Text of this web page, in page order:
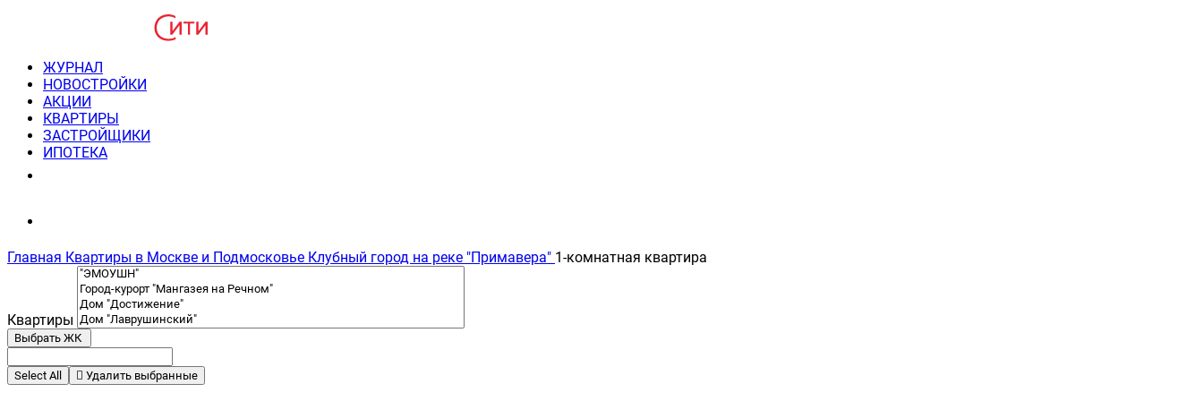
ЖУРНАЛ
НОВОСТРОЙКИ
АКЦИИ
КВАРТИРЫ
ЗАСТРОЙЩИКИ
ИПОТЕКА
Главная Квартиры в Москве и Подмосковье Клубный город на реке "Примавера" 1-комнатная квартира
Квартиры
Выбрать ЖК
Select All Удалить выбранные